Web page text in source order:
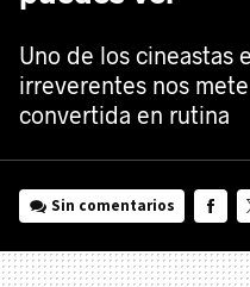
Uno de los cineastas
irreverentes nos
convertida en rutina
Sin comentarios